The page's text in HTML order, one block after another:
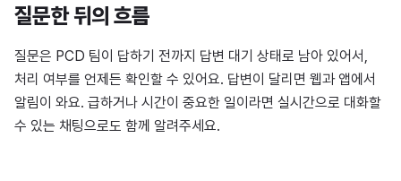
질문한 뒤의 흐름
질문은 PCD 팀이 답하기 전까지 답변 대기 상태로 남아 있어서,
처리 여부를 언제든 확인할 수 있어요. 답변이 달리면 웹과 앱에서
알림이 와요. 급하거나 시간이 중요한 일이라면 실시간으로 대화할
수 있는 채팅으로도 함께 알려주세요.